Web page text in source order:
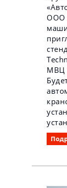
ООО
МВЦ